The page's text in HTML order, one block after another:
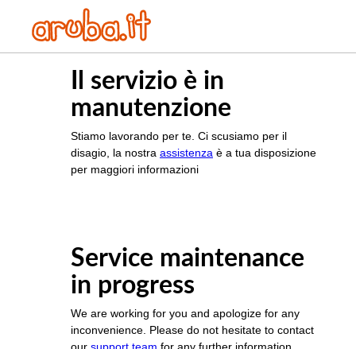
Il servizio è in
manutenzione
Stiamo lavorando per te. Ci scusiamo per il
disagio, la nostra assistenza è a tua disposizione
per maggiori informazioni
Service maintenance
in progress
We are working for you and apologize for any
inconvenience. Please do not hesitate to contact